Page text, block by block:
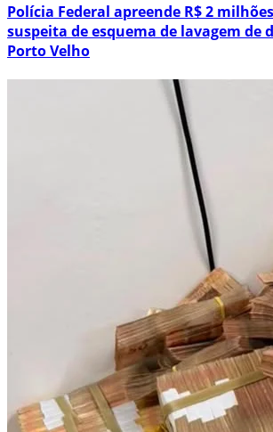
Polícia Federal apreende R$ 2
suspeita de esquema de lavagem de
Porto Velho